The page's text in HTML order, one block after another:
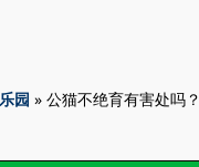
园 » 公猫不绝育有害处吗？